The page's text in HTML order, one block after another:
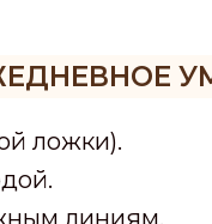
ложки).
линиям.